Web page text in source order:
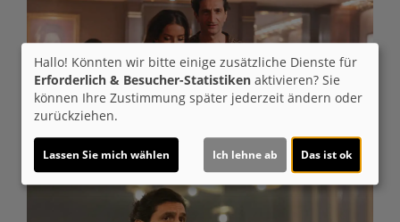
Hallo! Könnten wir bitte einige zusätzliche Dienste für
Erforderlich & Besucher-Statistiken aktivieren? Sie
können Ihre Zustimmung später jederzeit ändern oder
zurückziehen.
Lassen Sie mich wählen Ich lehne ab Das ist ok